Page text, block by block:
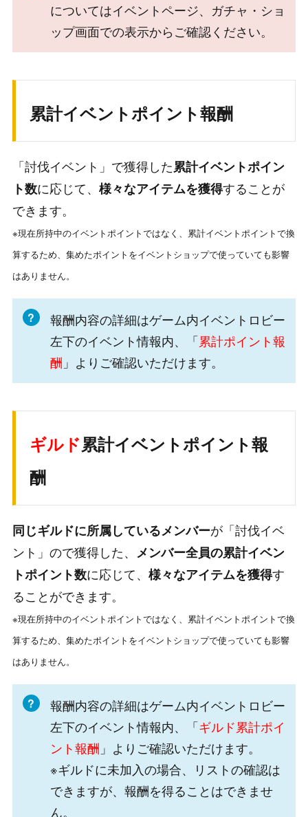
についてはイベントページ、ガチャ・ショ
ップ画面での表示からご確認ください。
累計イベントポイント報酬
「討伐イベント」で獲得した累計イベントポイン
ト数に応じて、 様々なアイテムを獲得することが
できます。
※現在所持中のイベントポイントではなく、累計イベントポイントで換
算するため、集めたポイントをイベントショップで使っていても影響
はありません。
報酬内容の詳細はゲーム内イベントロビー
左下のイベント情報内、「累計ポイント報
酬 」よりご確認いただけます。
ギルド累計イベントポイント報
酬
同じギルドに所属しているメンバーが「討伐イベ
ント」ので獲得した、 メンバー全員の累計イベン
トポイント数に応じて、 様々なアイテムを獲得す
ることができます。
※現在所持中のイベントポイントではなく、累計イベントポイントで換
算するため、集めたポイントをイベントショップで使っていても影響
はありません。
報酬内容の詳細はゲーム内イベントロビー
左下のイベント情報内、「ギルド累計ポイ
ント報酬 」よりご確認いただけます。
※ギルドに未加入の場合、リストの確認は
できますが、報酬を得ることはできませ
ん。